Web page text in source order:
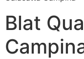
Blat